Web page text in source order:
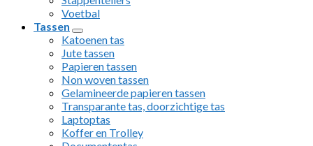
Voetbal
Tassen
Katoenen tas
Jute tassen
Papieren tassen
Non woven tassen
Gelamineerde papieren tassen
Transparante tas, doorzichtige tas
Laptoptas
Koffer en Trolley